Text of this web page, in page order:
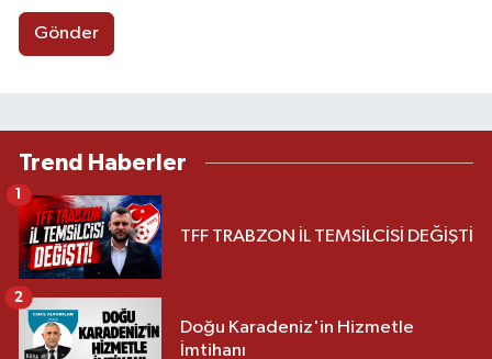
Gönder
Trend Haberler
TFF TRABZON İL TEMSİLCİSİ DEĞİŞTİ
1
Doğu Karadeniz'in Hizmetle
İmtihanı
2